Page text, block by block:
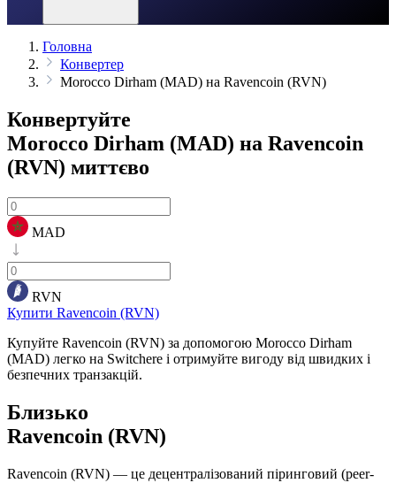
Головна
Конвертер
Morocco Dirham (MAD) на Ravencoin (RVN)
Конвертуйте
Morocco Dirham (MAD) на Ravencoin
(RVN) миттєво
MAD
RVN
Купити Ravencoin (RVN)
Купуйте Ravencoin (RVN) за допомогою Morocco Dirham
(MAD) легко на Switchere і отримуйте вигоду від швидких і
безпечних транзакцій.
Близько
Ravencoin (RVN)
Ravencoin (RVN) — це децентралізований піринговий (peer-